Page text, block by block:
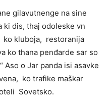
gilavutnenge na sine
ki dis, thaj odoleske vn
ko kluboja, restoranija
ko thana penđarde sar so
Aso o Jar panda isi asavke
ko trafike maškar
Sovetsko.